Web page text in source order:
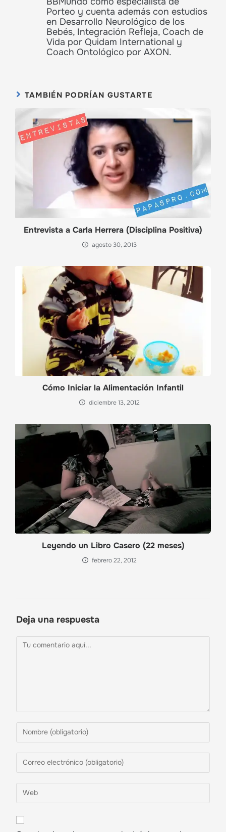
Porteo y cuenta además con estudios
en Desarrollo Neurológico de los
Bebés, Integración Refleja, Coach de
Vida por Quidam International y
Coach Ontológico por AXON.
TAMBIÉN PODRÍAN GUSTARTE
Entrevista a Carla Herrera (Disciplina Positiva)
agosto 30, 2013
Cómo Iniciar la Alimentación Infantil
diciembre 13, 2012
Leyendo un Libro Casero (22 meses)
febrero 22, 2012
Deja una respuesta